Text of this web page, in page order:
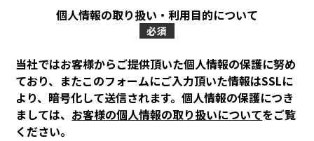
個人情報の取り扱い・利用目的について
必須
当社ではお客様からご提供頂いた個人情報の保護に努め
ており、またこのフォームにご入力頂いた情報はSSLに
より、 暗号化して送信されます。個人情報の保護につき
ましては、 お客様の個人情報の取り扱いについてをご覧
ください。